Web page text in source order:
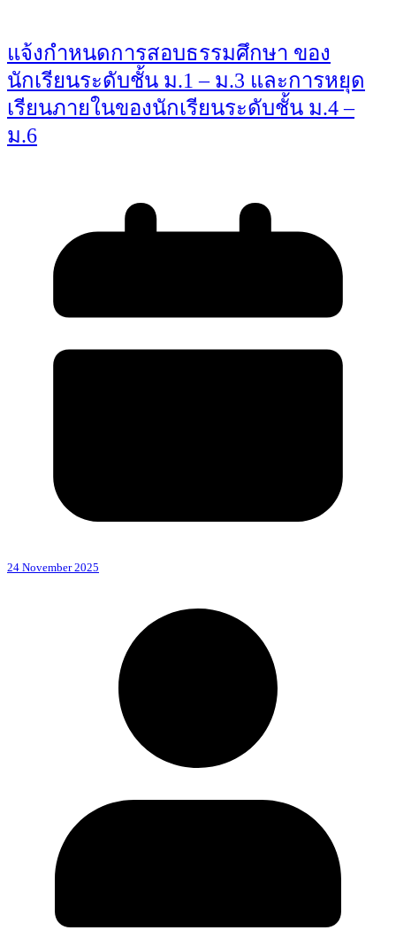
แจ้งกำหนดการสอบธรรมศึกษา ของ
นักเรียนระดับชั้น ม.1 – ม.3 และการหยุด
เรียนภายในของนักเรียนระดับชั้น ม.4 –
ม.6
24 November 2025